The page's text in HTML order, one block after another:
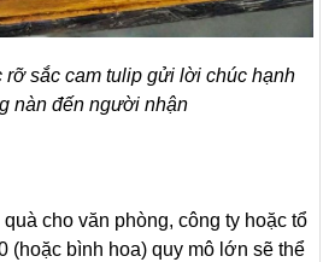
rỡ sắc cam tulip gửi lời chúc hạnh
nàn đến người nhận
cho văn phòng, công ty hoặc tổ
(hoặc bình hoa) quy mô lớn sẽ thể